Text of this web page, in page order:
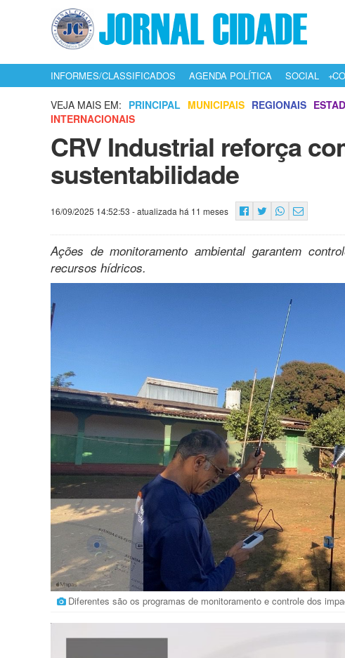
INFORMES/CLASSIFICADOS AGENDA POLÍTICA SOCIAL
VEJA MAIS EM: PRINCIPAL MUNICIPAIS REGIONAIS
INTERNACIONAIS
CRV Industrial reforça
sustentabilidade
16/09/2025 14:52:53 - atualizada há 11 meses
Ações de monitoramento ambiental garantem
recursos hídricos.
Diferentes são os programas de monitoramento e controle dos